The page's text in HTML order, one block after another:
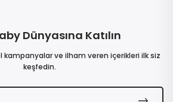
Dünyasına Katılın
kampanyalar ve ilham veren içerikleri ilk siz
keşfedin.